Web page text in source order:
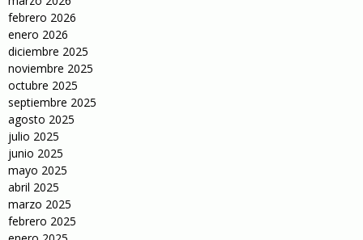
febrero 2026
enero 2026
diciembre 2025
noviembre 2025
octubre 2025
septiembre 2025
agosto 2025
julio 2025
junio 2025
mayo 2025
abril 2025
marzo 2025
febrero 2025